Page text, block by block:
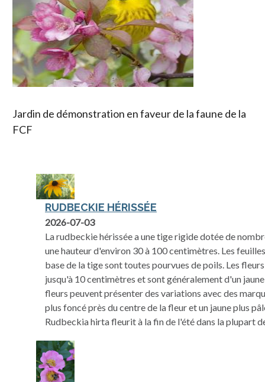
Jardin de démonstration en faveur de la faune de la
FCF
RUDBECKIE HÉRISSÉE
2026-07-03
La rudbeckie hérissée a une tige rigide dotée de
une hauteur d'environ 30 à 100 centimètres. Les
base de la tige sont toutes pourvues de poils. Les
jusqu'à 10 centimètres et sont généralement d'un
fleurs peuvent présenter des variations avec des
plus foncé près du centre de la fleur et un jaune plus
Rudbeckia hirta fleurit à la fin de l'été dans la plupart